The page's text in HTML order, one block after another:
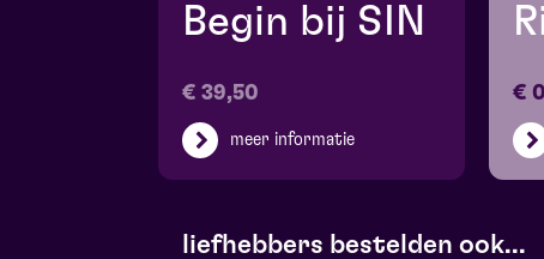
Begin bij SIN
€ 39,50
meer informatie
€
liefhebbers bestelden ook...